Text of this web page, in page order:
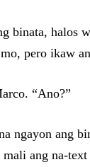
binata, halos
pero ikaw
“Ano?”
ngayon ang
ang na-